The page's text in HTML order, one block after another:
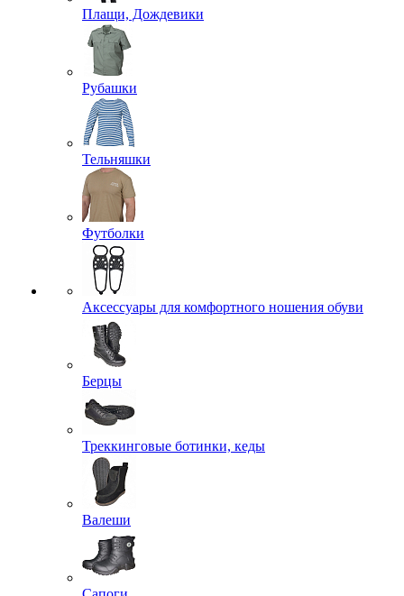
Плащи, Дождевики
Рубашки
Тельняшки
Футболки
Аксессуары для комфортного ношения обуви
Берцы
Треккинговые ботинки, кеды
Валеши